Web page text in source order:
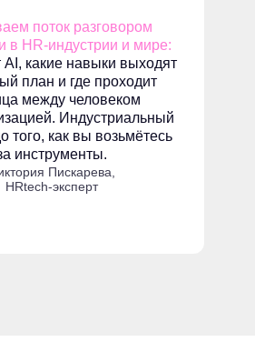
поток разговором
в HR-индустрии и мире:
AI, какие навыки выходят
план и где проходит
между человеком
Индустриальный
того, как вы возьмётесь
инструменты.
Пискарева,
HRtech-эксперт